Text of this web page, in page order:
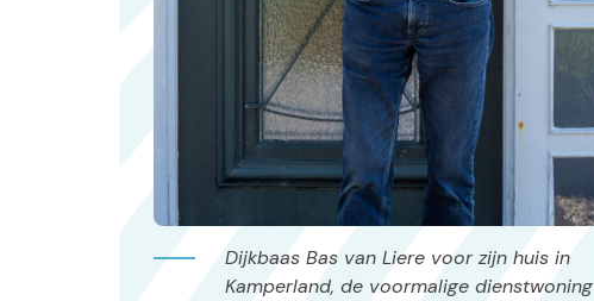
Dijkbaas Bas van Liere voor zijn huis in
Kamperland, de voormalige dienstwoning